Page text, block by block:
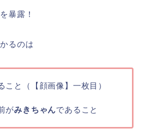
暴露！
るのは
こと（【顔画像】一枚目）
がみきちゃんであること